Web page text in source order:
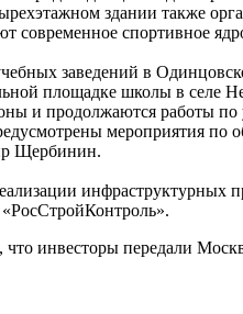
здании также
современное спортивное
заведений в
площадке школы в селе
и продолжаются работы
мероприятия по
Щербинин.
инфраструктурных
, что инвесторы передали